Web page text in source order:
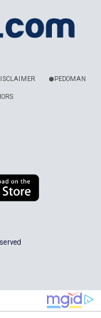
PEDOMAN